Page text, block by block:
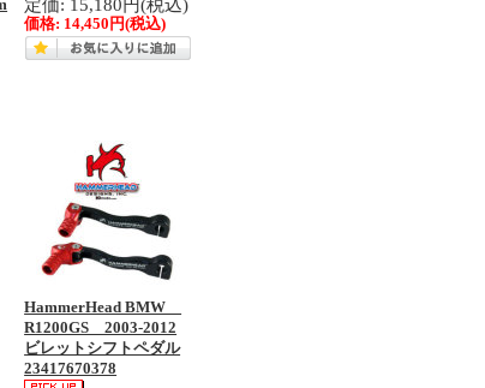
定価: 15,180円(税込)
価格: 14,450円(税込)
HammerHead BMW
R1200GS 2003-2012
ビレットシフトペダル
23417670378